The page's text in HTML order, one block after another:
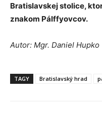
Bratislavskej stolice,
znakom Pálffyovcov.
Autor: Mgr. Daniel Hupko
TAGY Bratislavský hrad